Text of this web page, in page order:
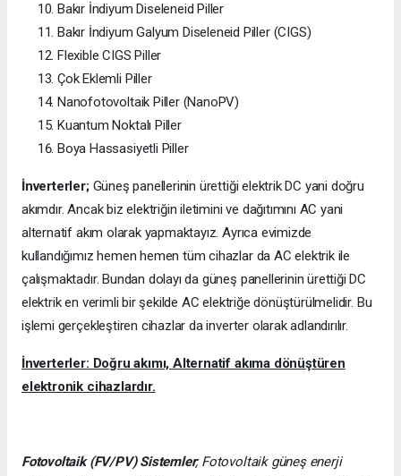
Bakır İndiyum Diseleneid Piller
Bakır İndiyum Galyum Diseleneid Piller (CIGS)
Flexible CIGS Piller
Çok Eklemli Piller
Nanofotovoltaik Piller (NanoPV)
Kuantum Noktalı Piller
Boya Hassasiyetli Piller
İnverterler;Güneş panellerinin ürettiği elektrik DC yani doğru
akımdır. Ancak biz elektriğin iletimini ve dağıtımını AC yani
alternatif akım olarak yapmaktayız. Ayrıca evimizde
kullandığımız hemen hemen tüm cihazlar da AC elektrik ile
çalışmaktadır. Bundan dolayı da güneş panellerinin ürettiği DC
elektrik en verimli bir şekilde AC elektriğe dönüştürülmelidir. Bu
işlemi gerçekleştiren cihazlar da inverter olarak adlandırılır.
İnverterler: Doğru akımı, Alternatif akıma dönüştüren
elektronik cihazlardır.
Fotovoltaik (FV/PV) Sistemler; Fotovoltaik güneş enerji